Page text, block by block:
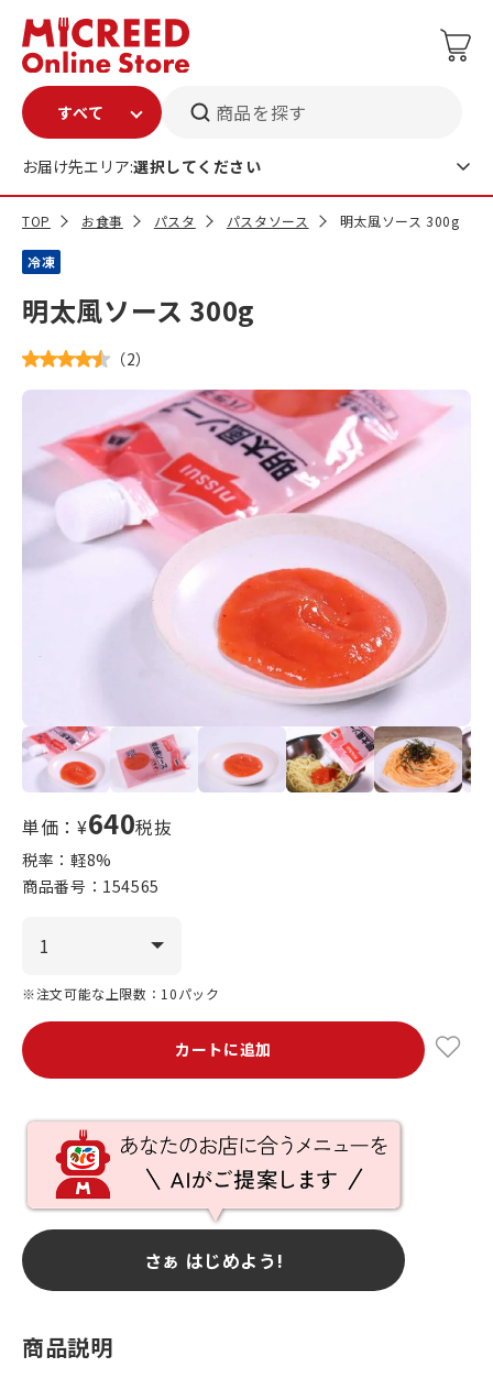
商品を探す
お届け先エリア:選択してください
TOP お食事 パスタ パスタソース 明太風ソース 300g
冷凍
明太風ソース 300g
（2）
単価：¥640税抜
税率：軽8%
商品番号： 154565
※注文可能な上限数：10パック
カートに追加
さぁ はじめよう!
商品説明